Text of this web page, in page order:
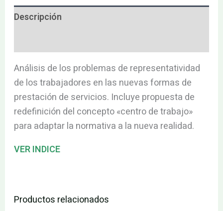
Descripción
Análisis de los problemas de representatividad
de los trabajadores en las nuevas formas de
prestación de servicios. Incluye propuesta de
redefinición del concepto «centro de trabajo»
para adaptar la normativa a la nueva realidad.
VER INDICE
Productos relacionados